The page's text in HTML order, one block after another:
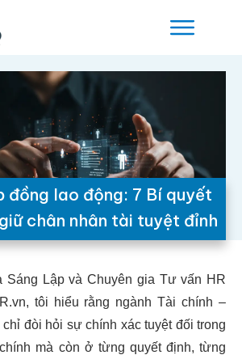
đồng lao động: 7 Bí quyết
chân nhân tài tuyệt đỉnh
Sáng Lập và Chuyên gia Tư vấn HR
tôi hiểu rằng ngành Tài chính –
chỉ đòi hỏi sự chính xác tuyệt đối trong
mà còn ở từng quyết định, từng